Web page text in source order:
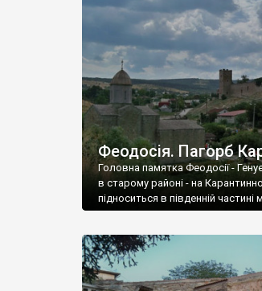
Феодосія. Пагорб
Головна памятка Феодосії -
в старому районі - на
підноситься в південній частині